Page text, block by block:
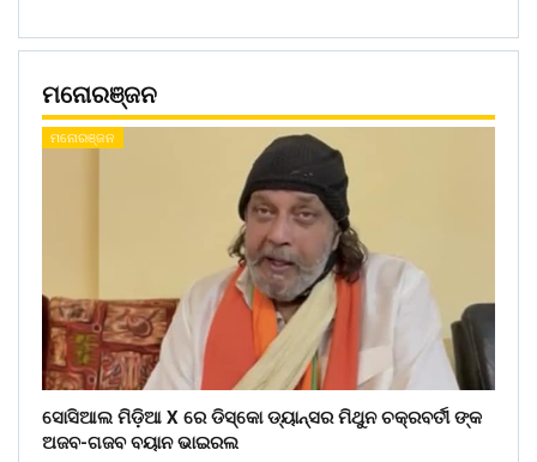
ମନୋରଞ୍ଜନ
ମନୋରଞ୍ଜନ
ସୋସିଆଲ ମିଡ଼ିଆ X ରେ ଡିସ୍କୋ ଡ୍ୟାନ୍ସର ମିଥୁନ ଚକ୍ରବର୍ତୀ ଙ୍କ
ଅଜବ-ଗଜବ ବୟାନ ଭାଇରଲ